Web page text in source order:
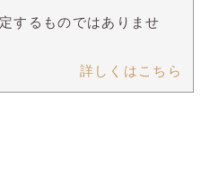
するものではありませ
詳しくはこちら